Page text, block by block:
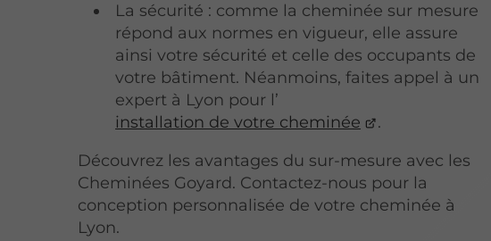
La sécurité : comme la cheminée sur mesure
répond aux normes en vigueur, elle assure
ainsi votre sécurité et celle des occupants de
votre bâtiment. Néanmoins, faites appel à un
expert à Lyon pour l’
installation de votre cheminée
.
Découvrez les avantages du sur-mesure avec les
Cheminées Goyard. Contactez-nous pour la
conception personnalisée de votre cheminée à
Lyon.